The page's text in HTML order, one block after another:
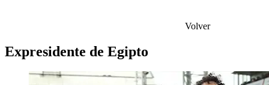
Volver
Expresidente de Egipto